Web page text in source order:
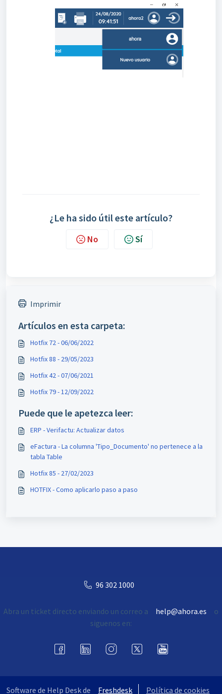
¿Le ha sido útil este artículo?
No Sí
Imprimir
Artículos en esta carpeta:
Hotfix 72 - 06/06/2022
Hotfix 88 - 29/05/2023
Hotfix 42 - 07/06/2021
Hotfix 79 - 12/09/2022
Puede que le apetezca leer:
ERP - Verifactu: Actualizar datos
eFactura - La columna 'Tipo_Documento' no pertenece a la
tabla Table
Hotfix 85 - 27/02/2023
HOTFIX - Como aplicarlo paso a paso
96 302 1000
Abra un ticket directo enviando un correo a help@ahora.es
o
siguenos en:
Software de Help Desk de Freshdesk Política de cookies